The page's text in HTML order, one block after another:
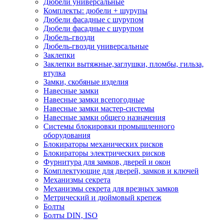
Дюбели универсальные
Комплекты: дюбели + шурупы
Дюбели фасадные с шурупом
Дюбели фасадные с шурупом
Дюбель-гвозди
Дюбель-гвозди универсальные
Заклепки
Заклепки вытяжные,заглушки, пломбы, гильза,
втулка
Замки, скобяные изделия
Навесные замки
Навесные замки всепогодные
Навесные замки мастер-системы
Навесные замки общего назначения
Системы блокировки промышленного
оборудования
Блокираторы механических рисков
Блокираторы электрических рисков
Фурнитура для замков, дверей и окон
Комплектующие для дверей, замков и ключей
Механизмы секрета
Механизмы секрета для врезных замков
Метрический и дюймовый крепеж
Болты
Болты DIN, ISO